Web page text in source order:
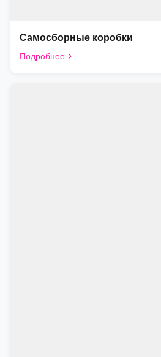
Самосборные коробки
Подробнее